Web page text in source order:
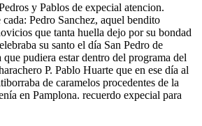
y Pablos de expecial atencion.
Pedro Sanchez, aquel bendito
que tanta huella dejo por su bondad
su santo el día San Pedro de
pudiera estar dentro del programa del
P. Pablo Huarte que en ese día al
de caramelos procedentes de la
en Pamplona. recuerdo expecial para